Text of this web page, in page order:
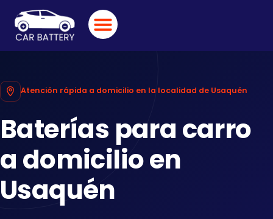
contenido
Atención rápida a domicilio en la localidad de Usaquén
Baterías para carro
a domicilio en
Usaquén